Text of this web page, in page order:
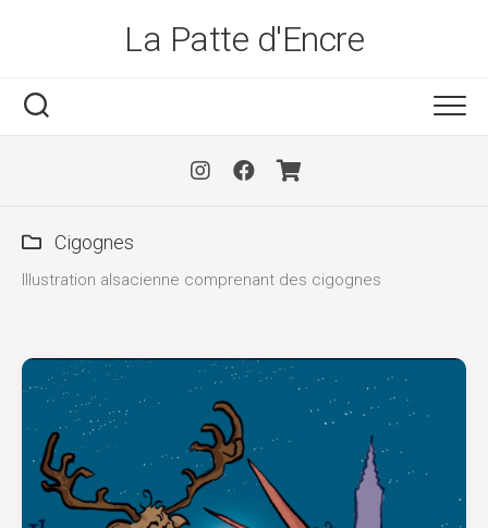
La Patte d'Encre
Cigognes
Illustration alsacienne comprenant des cigognes